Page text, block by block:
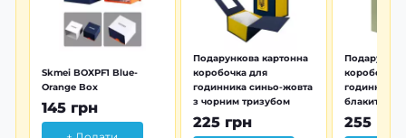
Skmei BOXPF1 Blue-
Orange Box
145 грн
Подарункова картонна
коробочка для
годинника синьо-жовта
з чорним тризубом
225 грн
коробочка
годинника
блакитна
255 грн